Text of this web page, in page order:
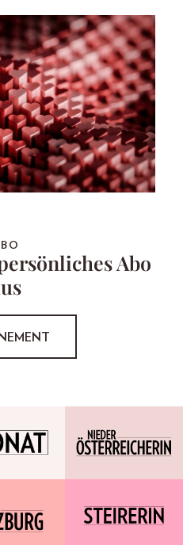
Abo